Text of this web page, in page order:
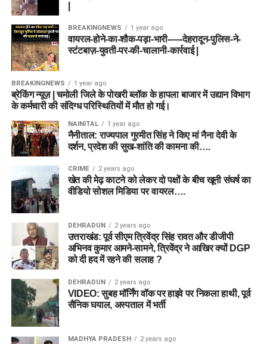
BREAKINGNEWS 1 year ago
वायरल-होने-का-शौक-पड़ा-भारी-—-देहरादून-पुलिस-ने-
स्टंटबाज़-युवती-पर-की-चालानी-कार्रवाई |
BREAKINGNEWS 1 year ago
ब्रेकिंग न्यूज़ | चमोली जिले के पोखरी ब्लॉक के हापला बाजार में उद्यान विभाग
के कर्मचारी की संदिग्ध परिस्थितियों में मौत हो गई।
NAINITAL 1 year ago
नैनीताल: राज्यपाल गुरमीत सिंह ने किए मां नैना देवी के
दर्शन, प्रदेश की सुख-शांति की कामना की….
CRIME 2 years ago
खेत की मेढ़ काटने को लेकर दो पक्षों के बीच खूनी संघर्ष का
वीडियो सोशल मिडिया पर वायरल….
DEHRADUN 2 years ago
उत्तराखंड: पूर्व सीएम त्रिवेंद्र सिंह रावत और डीजीपी
अभिनव कुमार आमने-सामने, त्रिवेंद्र ने आखिर क्यों DGP
को दी हद में रहने की सलाह ?
DEHRADUN 2 years ago
VIDEO: सुबह मॉर्निंग वॉक पर हाइवे पर निकला हाथी, पूर्व
सैनिक घयाल, अस्पताल में भर्ती
MADHYA PRADESH 2 years ago